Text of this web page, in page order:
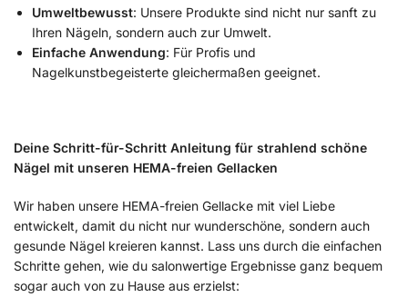
Umweltbewusst: Unsere Produkte sind nicht nur sanft zu
Ihren Nägeln, sondern auch zur Umwelt.
Einfache Anwendung: Für Profis und
Nagelkunstbegeisterte gleichermaßen geeignet.
Deine Schritt-für-Schritt Anleitung für strahlend schöne
Nägel mit unseren HEMA-freien Gellacken
Wir haben unsere HEMA-freien Gellacke mit viel Liebe
entwickelt, damit du nicht nur wunderschöne, sondern auch
gesunde Nägel kreieren kannst. Lass uns durch die einfachen
Schritte gehen, wie du salonwertige Ergebnisse ganz bequem
sogar auch von zu Hause aus erzielst: